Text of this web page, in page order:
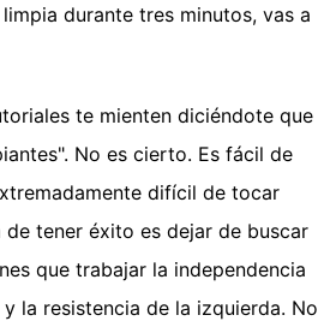
durante tres minutos, vas a
te mienten diciéndote que
No es cierto. Es fácil de
difícil de tocar
de tener éxito es dejar de buscar
que trabajar la independencia
la resistencia de la izquierda. No